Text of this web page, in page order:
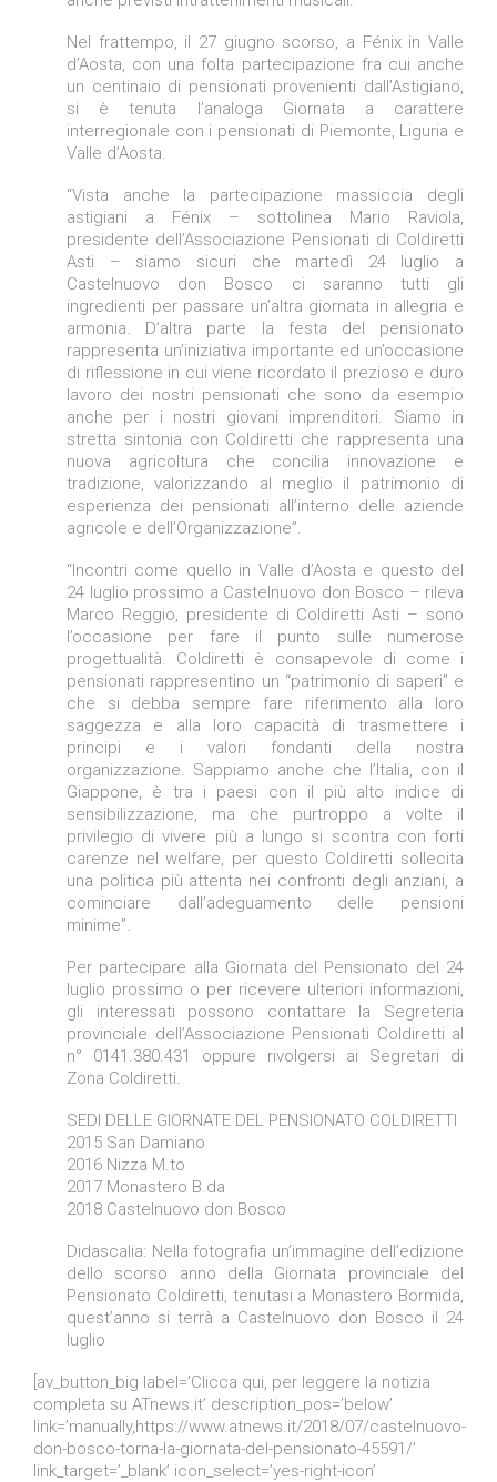
Nel frattempo, il 27 giugno scorso, a Fénix in Valle
d’Aosta, con una folta partecipazione fra cui anche
un centinaio di pensionati provenienti dall’Astigiano,
si è tenuta l’analoga Giornata a carattere
interregionale con i pensionati di Piemonte, Liguria e
Valle d’Aosta.
“Vista anche la partecipazione massiccia degli
astigiani a Fénix – sottolinea Mario Raviola,
presidente dell’Associazione Pensionati di Coldiretti
Asti – siamo sicuri che martedì 24 luglio a
Castelnuovo don Bosco ci saranno tutti gli
ingredienti per passare un’altra giornata in allegria e
armonia. D’altra parte la festa del pensionato
rappresenta un’iniziativa importante ed un’occasione
di riflessione in cui viene ricordato il prezioso e duro
lavoro dei nostri pensionati che sono da esempio
anche per i nostri giovani imprenditori. Siamo in
stretta sintonia con Coldiretti che rappresenta una
nuova agricoltura che concilia innovazione e
tradizione, valorizzando al meglio il patrimonio di
esperienza dei pensionati all’interno delle aziende
agricole e dell’Organizzazione”.
“Incontri come quello in Valle d’Aosta e questo del
24 luglio prossimo a Castelnuovo don Bosco – rileva
Marco Reggio, presidente di Coldiretti Asti – sono
l’occasione per fare il punto sulle numerose
progettualità. Coldiretti è consapevole di come i
pensionati rappresentino un “patrimonio di saperi” e
che si debba sempre fare riferimento alla loro
saggezza e alla loro capacità di trasmettere i
principi e i valori fondanti della nostra
organizzazione. Sappiamo anche che l’Italia, con il
Giappone, è tra i paesi con il più alto indice di
sensibilizzazione, ma che purtroppo a volte il
privilegio di vivere più a lungo si scontra con forti
carenze nel welfare, per questo Coldiretti sollecita
una politica più attenta nei confronti degli anziani, a
cominciare dall’adeguamento delle pensioni
minime”.
Per partecipare alla Giornata del Pensionato del 24
luglio prossimo o per ricevere ulteriori informazioni,
gli interessati possono contattare la Segreteria
provinciale dell’Associazione Pensionati Coldiretti al
n° 0141.380.431 oppure rivolgersi ai Segretari di
Zona Coldiretti.
SEDI DELLE GIORNATE DEL PENSIONATO COLDIRETTI
2015 San Damiano
2016 Nizza M.to
2017 Monastero B.da
2018 Castelnuovo don Bosco
Didascalia: Nella fotografia un’immagine dell’edizione
dello scorso anno della Giornata provinciale del
Pensionato Coldiretti, tenutasi a Monastero Bormida,
quest’anno si terrà a Castelnuovo don Bosco il 24
luglio
[av_button_big label=’Clicca qui, per leggere la notizia
completa su ATnews.it’ description_pos=’below’
link=’manually,https://www.atnews.it/2018/07/castelnuovo-
don-bosco-torna-la-giornata-del-pensionato-45591/’
link_target=’_blank’ icon_select=’yes-right-icon’